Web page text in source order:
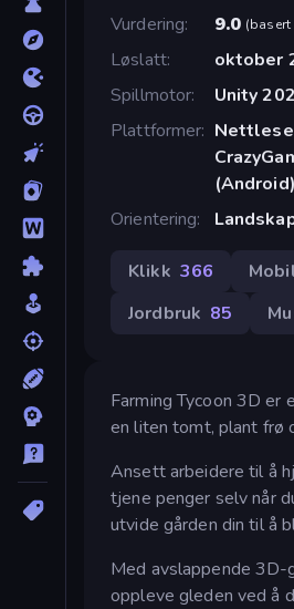
Vurdering
9.0 (basert
Løslatt
oktober
Spillmotor
Unity
Plattformer
(Android)
Orientering
Klikk 366
Jordbruk 85
Farming Tycoon 3D er
en liten tomt, plant frø
Ansett arbeidere til å
tjene penger selv når
utvide gården din til å
Med avslappende 3D-
oppleve gleden ved å